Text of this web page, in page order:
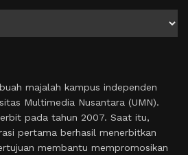
majalah kampus independen
Multimedia Nusantara (UMN).
pada tahun 2007. Saat itu,
pertama berhasil menerbitkan
membantu mempromosikan